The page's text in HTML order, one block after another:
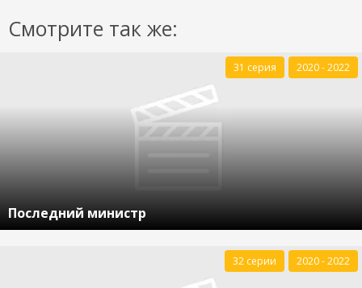
Смотрите так же:
Последний министр
31 серия 2020 - 2022
32 серии 2020 - 2022